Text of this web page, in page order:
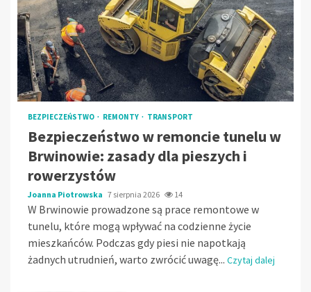
BEZPIECZEŃSTWO REMONTY TRANSPORT
Bezpieczeństwo w remoncie tunelu w
Brwinowie: zasady dla pieszych i
rowerzystów
Joanna Piotrowska 7 sierpnia 2026 14
W Brwinowie prowadzone są prace remontowe w
tunelu, które mogą wpływać na codzienne życie
mieszkańców. Podczas gdy piesi nie napotkają
żadnych utrudnień, warto zwrócić uwagę... Czytaj dalej